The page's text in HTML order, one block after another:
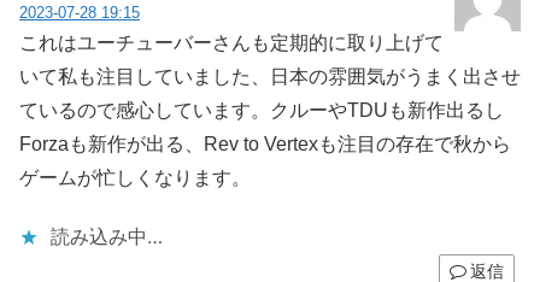
2023-07-28 19:15
これはユーチューバーさんも定期的に取り上げて
いて私も注目していました、日本の雰囲気がうまく出させ
ているので感心しています。クルーやTDUも新作出るし
Forzaも新作が出る、Rev to Vertexも注目の存在で秋から
ゲームが忙しくなります。
読み込み中…
返信